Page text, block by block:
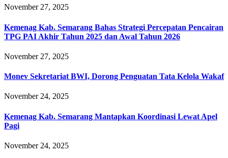
November 27, 2025
Kemenag Kab. Semarang Bahas Strategi Percepatan Pencairan
TPG PAI Akhir Tahun 2025 dan Awal Tahun 2026
November 27, 2025
Monev Sekretariat BWI, Dorong Penguatan Tata Kelola Wakaf
November 24, 2025
Kemenag Kab. Semarang Mantapkan Koordinasi Lewat Apel
Pagi
November 24, 2025